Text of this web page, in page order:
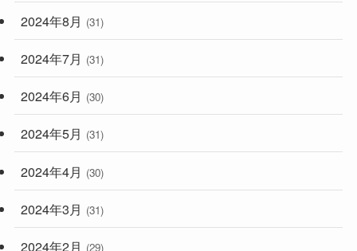
2024年8月 (31)
2024年7月 (31)
2024年6月 (30)
2024年5月 (31)
2024年4月 (30)
2024年3月 (31)
2024年2月 (29)